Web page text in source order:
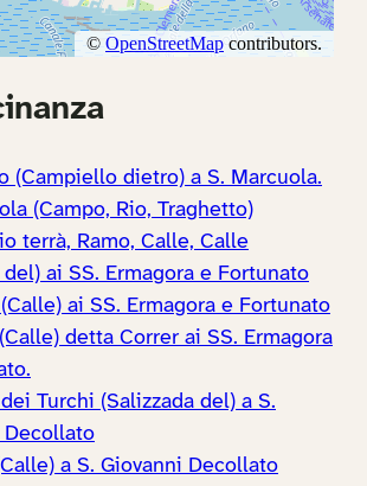
(Campiello dietro) a S. Marcuola.
(Campo, Rio, Traghetto)
terrà, Ramo, Calle, Calle
ai SS. Ermagora e Fortunato
ai SS. Ermagora e Fortunato
detta Correr ai SS. Ermagora
Turchi (Salizzada del) a S.
Decollato
a S. Giovanni Decollato